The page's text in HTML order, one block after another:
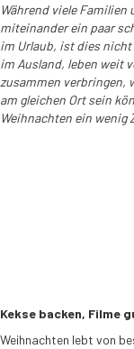
Während viele
miteinander ein paar
im Urlaub, ist dies nicht
im Ausland, leben weit
zusammen verbringen,
am gleichen Ort sein
Weihnachten ein wenig
Kekse backen, Filme
Weihnachten lebt von